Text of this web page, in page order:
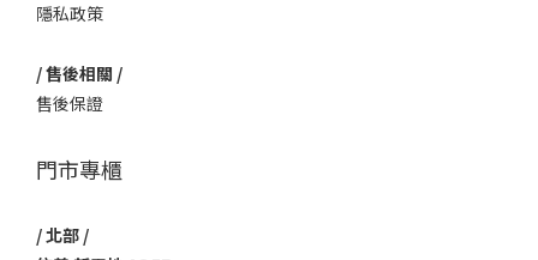
隱私政策
/ 售後相關 /
售後保證
門市專櫃
/ 北部 /